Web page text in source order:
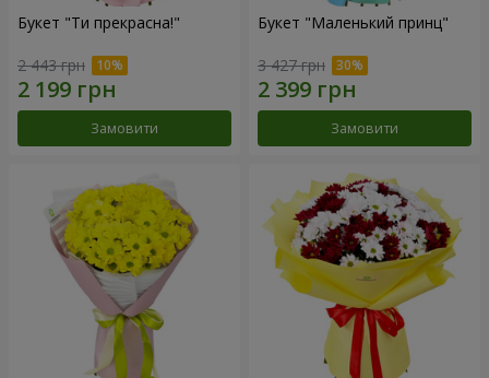
Букет "Ти прекрасна!"
2 443 грн
Замовити
Букет "Маленький принц"
3 427 грн
Замовити